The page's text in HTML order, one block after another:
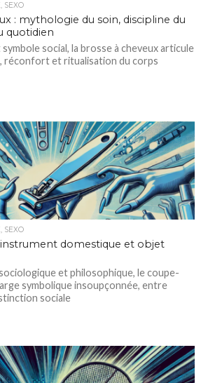
SEXO
: mythologie du soin, discipline du
quotidien
social, la brosse à cheveux articule
réconfort et ritualisation du corps
SEXO
domestique et objet
et philosophique, le coupe-
symbolique insoupçonnée, entre
sociale